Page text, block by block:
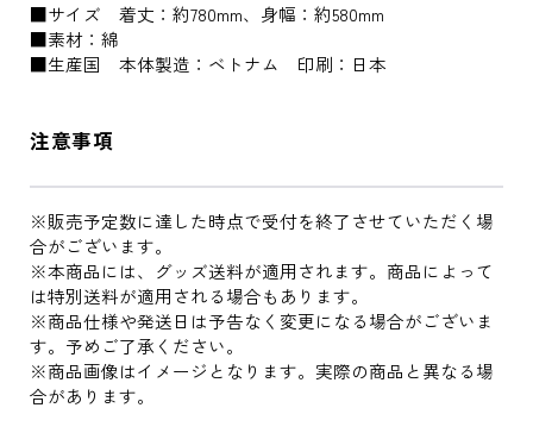
■サイズ 着丈：約780mm、身幅：約580mm
■素材：綿
■生産国 本体製造：ベトナム 印刷：日本
注意事項
※販売予定数に達した時点で受付を終了させていただく場
合がございます。
※本商品には、グッズ送料が適用されます。商品によって
は特別送料が適用される場合もあります。
※商品仕様や発送日は予告なく変更になる場合がございま
す。予めご了承ください。
※商品画像はイメージとなります。実際の商品と異なる場
合があります。